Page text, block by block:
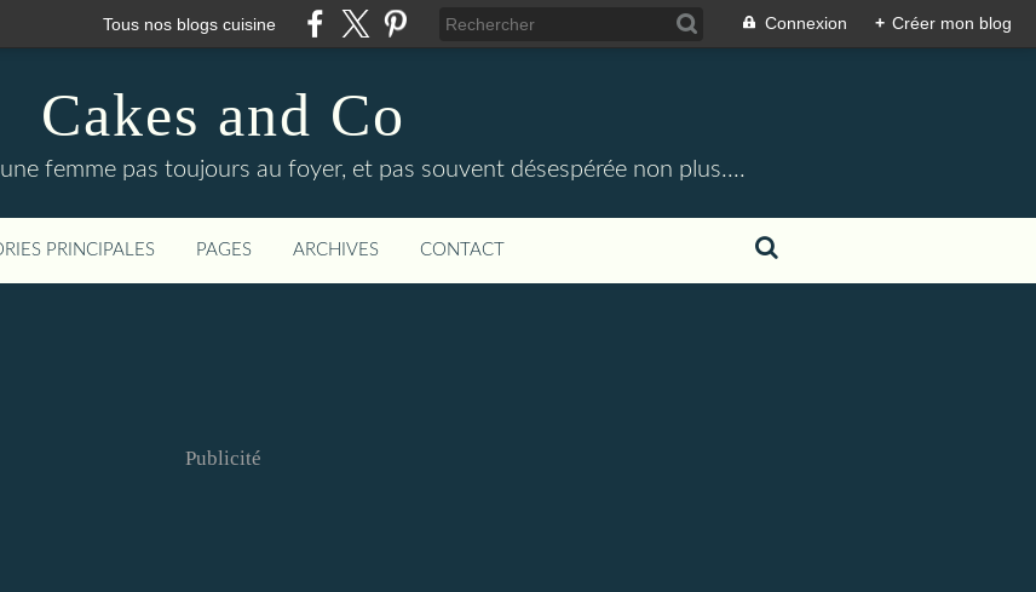
Tous nos blogs cuisine Connexion + Créer mon blog
Cakes and Co
femme pas toujours au foyer, et pas souvent désespérée non plus....
PRINCIPALES PAGES ARCHIVES CONTACT
Publicité